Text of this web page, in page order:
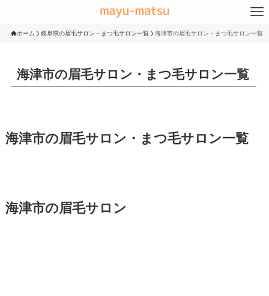
ホーム 岐阜県の眉毛サロン・まつ毛サロン一覧 海津市の眉毛サロン・まつ毛サロン一覧
海津市の眉毛サロン・まつ毛サロン一覧
海津市の眉毛サロン・まつ毛サロン一覧
海津市の眉毛サロン